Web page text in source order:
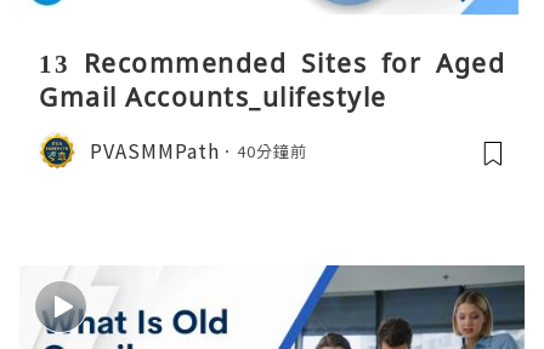
13 Recommended Sites for Aged
Gmail Accounts_ulifestyle
PVASMMPath 40分鐘前